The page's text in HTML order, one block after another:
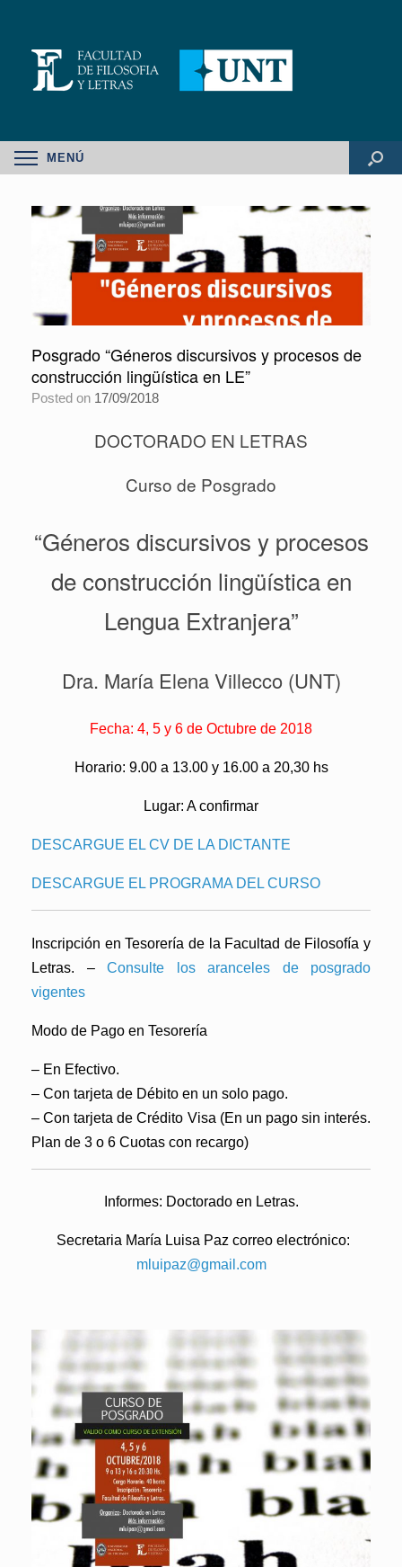
MENÚ
Posgrado “Géneros discursivos y procesos de
construcción lingüística en LE”
Posted on 17/09/2018
DOCTORADO EN LETRAS
Curso de Posgrado
“Géneros discursivos y procesos
de construcción lingüística en
Lengua Extranjera”
Dra. María Elena Villecco (UNT)
Fecha: 4, 5 y 6 de Octubre de 2018
Horario: 9.00 a 13.00 y 16.00 a 20,30 hs
Lugar: A confirmar
DESCARGUE EL CV DE LA DICTANTE
DESCARGUE EL PROGRAMA DEL CURSO
Inscripción en Tesorería de la Facultad de Filosofía y
Letras. – Consulte los aranceles de posgrado
vigentes
Modo de Pago en Tesorería
– En Efectivo.
– Con tarjeta de Débito en un solo pago.
– Con tarjeta de Crédito Visa (En un pago sin interés.
Plan de 3 o 6 Cuotas con recargo)
Informes: Doctorado en Letras.
Secretaria María Luisa Paz correo electrónico:
mluipaz@gmail.com